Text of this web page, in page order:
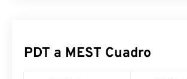
PDT a MEST Cuadro